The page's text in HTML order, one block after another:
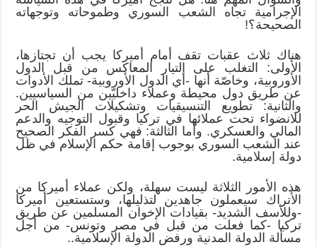
الإجرامية تجاه الشعب السوري وطموحاته وتوجهاته
الصحيحة؟!
هناك ثلاث عقبات تقف أمام أميركا يجب أن تجتازها،
الأولى: التغلب على التيار المعاكس من قبل الدول
الأوروبية، وخاصّة أنها -أي الدول الأوروبية- تملك الأدوات
عن طريق دول محيطة وعملاء داخليّين من السياسيين.
والثانية: تطويع التنسيقيات وتشكيلات الجيش الحر
للانضواء تحت عملائها في تركيا وقبول التوجيه والدعم
المالي والعسكري. وأما الثالثة: فهي كسر الفكر الصحيح
عند الشعب السوري بوجوب إقامة حكم الإسلام في ظل
دولة إسلامية.
هذه الأمور الثلاثة ليست سهلة، ولكن عملاء أميركا من
الأتراك سيعملون جاهدين لتذليلها، وستستعين أميركا
-وللأسف الشديد- بقيادات الإخوان المسلمين عن طريق
تركيا -كما فعلت من قبل في مصر وتونس- من أجل
مسألة الدولة المدنية ورفض الدولة الإسلامية..